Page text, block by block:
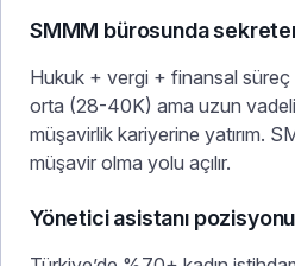
SMMM bürosunda
Hukuk + vergi + finansal
orta (28-40K) ama uzun
müşavirlik kariyerine yatırım.
müşavir olma yolu açılır.
Yönetici asistanı pozisyonu